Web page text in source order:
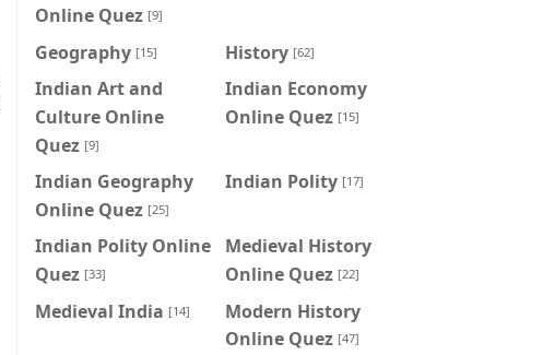
Online Quez [9]
Geography [15] History [62]
Indian Art and
Culture Online
Quez [9]
Indian Economy
Online Quez [15]
Indian Geography
Online Quez [25]
Indian Polity [17]
Indian Polity Online
Quez [33]
Medieval History
Online Quez [22]
Medieval India [14]
Modern History
Online Quez [47]